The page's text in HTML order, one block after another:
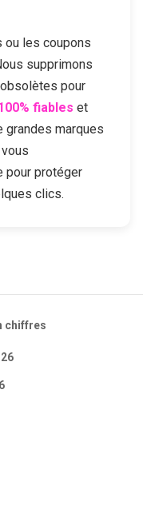
les coupons
supprimons
pour
fiables et
marques
pour protéger
clics.
chiffres